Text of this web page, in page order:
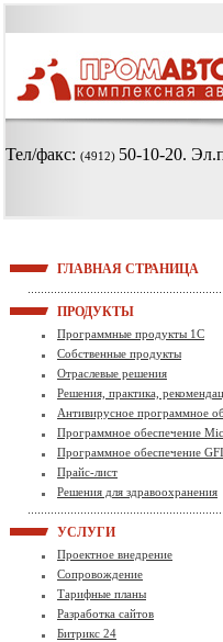
Тел/факс: (4912) 50-10-20.
ГЛАВНАЯ СТРАНИЦА
ПРОДУКТЫ
Программные продукты 1С
Собственные продукты
Отраслевые решения
Решения, практика,
Антивирусное программное
Программное обеспечение
Программное обеспечение GFI
Прайс-лист
Решения для здравоохранения
УСЛУГИ
Проектное внедрение
Сопровождение
Тарифные планы
Разработка сайтов
Битрикс 24